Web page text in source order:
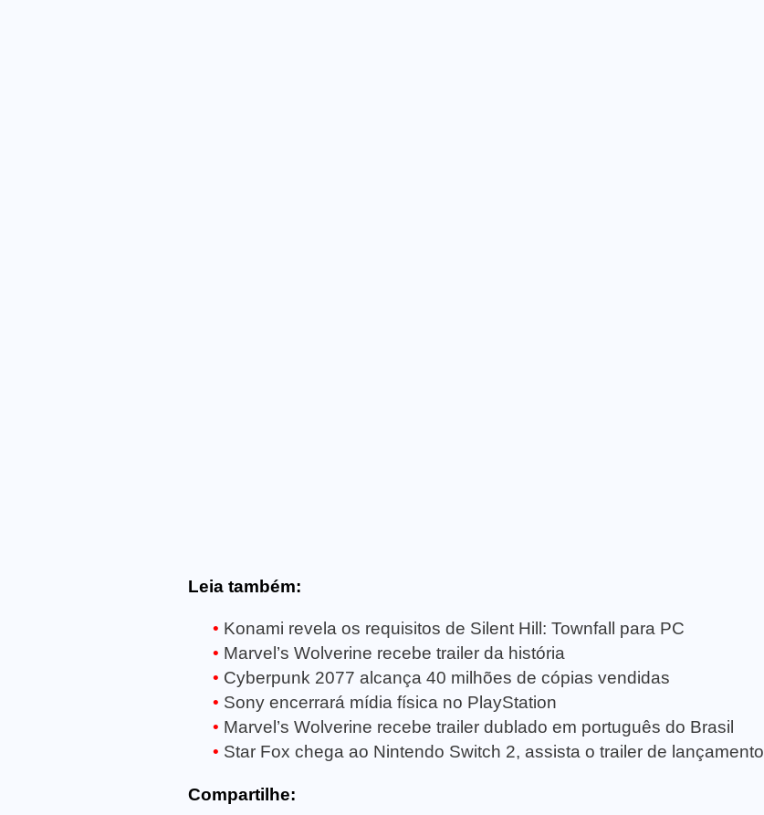
Leia também:
Konami revela os requisitos de Silent Hill: Townfall para PC
Marvel’s Wolverine recebe trailer da história
Cyberpunk 2077 alcança 40 milhões de cópias vendidas
Sony encerrará mídia física no PlayStation
Marvel’s Wolverine recebe trailer dublado em português do Brasil
Star Fox chega ao Nintendo Switch 2, assista o trailer de lançamento
Compartilhe: